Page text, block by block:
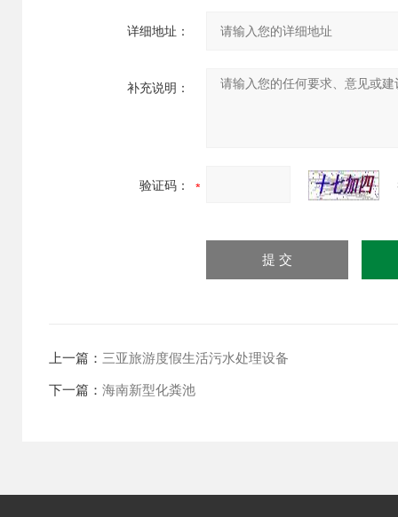
详细地址：
补充说明：
验证码：
上一篇： 三亚旅游度假生活污水处理设备
下一篇： 海南新型化粪池